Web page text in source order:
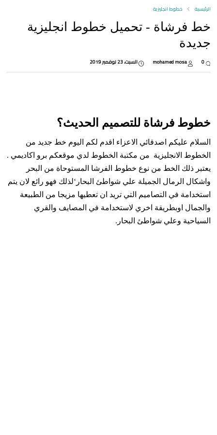
الرئيسية خطوط انجليزية
خط فرشاة - تحميل خطوط انجليزية
جديدة
0
mohamed mosa السبت، 23 نوفمبر 2019
خطوط فرشاة للتصميم الحديث؟
السلام عليكم اصدقائي الاعزاء اقدم لكم اليوم خط جديد من
الخطوط الانجليزية من مكتبة الخطوط لدي موقعكم برو اكاديمي .
يعتبر ذلك الخط من نوع خطوط الفرشا المستوحاة من البحر
واشكال الرمال الجميلة علي شواطئ البحار‘لذلك فهو رائع لان يتم
استخدامة في التصاميم التي تريد ان تعطيها مزيجا من الطبيعة
والجمال اوبطريقة اخري لاستخدامة في المصايف والقري
السياحية وعلي شواطئ البحار.